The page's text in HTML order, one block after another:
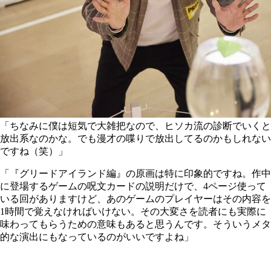
「ちなみに僕は短気で大雑把なので、ヒソカ流の診断でいくと
放出系なのかな。でも漫才の喋りで放出してるのかもしれない
ですね（笑）」
「『グリードアイランド編』の原画は特に印象的ですね。作中
に登場するゲームの呪文カードの説明だけで、4ページ使って
いる回がありますけど、あのゲームのプレイヤーはその内容を
1時間で覚えなければいけない。その大変さを読者にも実際に
味わってもらうための意味もあると思うんです。そういうメタ
的な演出にもなっているのがいいですよね」